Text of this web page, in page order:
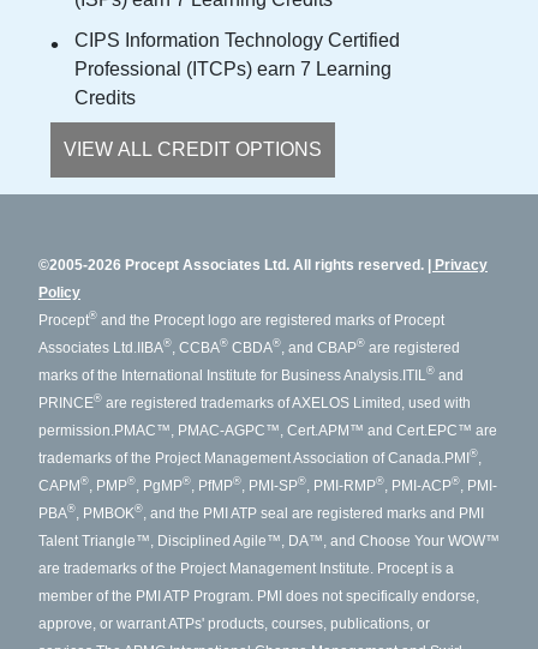
CIPS Information Technology Certified
Professional (ITCPs) earn 7 Learning
Credits
VIEW ALL CREDIT OPTIONS
©2005-2026 Procept Associates Ltd. All rights reserved.
Privacy
Policy
Procept® and the Procept logo are registered marks of Procept
Associates Ltd. IIBA®, CCBA® CBDA®, and CBAP® are registered
marks of the International Institute for Business Analysis. ITIL® and
PRINCE® are registered trademarks of AXELOS Limited, used with
permission.PMAC™, PMAC-AGPC™, Cert.APM™ and Cert.EPC™ are
trademarks of the Project Management Association of Canada.PMI ®,
CAPM ®, PMP®, PgMP®, PfMP®, PMI-SP®, PMI-RMP®, PMI-ACP®, PMI-
PBA®, PMBOK®, and the PMI ATP seal are registered marks and PMI
Talent Triangle™, Disciplined Agile™, DA™, and Choose Your WOW™
are trademarks of the Project Management Institute. Procept is a
member of the PMI ATP Program. PMI does not specifically endorse,
approve, or warrant ATPs' products, courses, publications, or